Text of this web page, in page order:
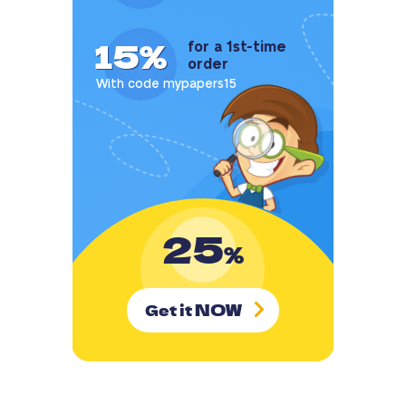
15%
for a 1st-time
order
With code mypapers15
25%
Get itNOW